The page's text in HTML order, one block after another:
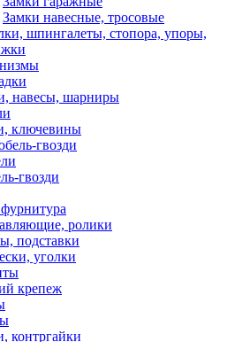
Замки навесные, тросовые
шпингалеты, стопора, упоры,
навесы, шарниры
ключевины
гвозди
гвозди
ролики
подставки
уголки
крепеж
контргайки